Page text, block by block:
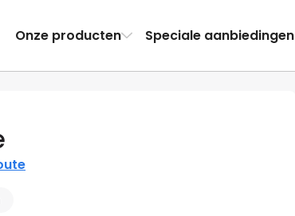
Onze producten Speciale aanbiedingen